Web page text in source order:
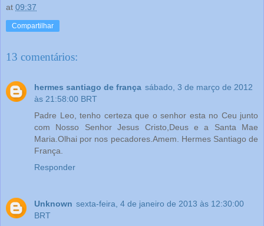
at 09:37
Compartilhar
13 comentários:
hermes santiago de frança sábado, 3 de março de 2012
às 21:58:00 BRT
Padre Leo, tenho certeza que o senhor esta no Ceu junto
com Nosso Senhor Jesus Cristo,Deus e a Santa Mae
Maria.Olhai por nos pecadores.Amem. Hermes Santiago de
França.
Responder
Unknown sexta-feira, 4 de janeiro de 2013 às 12:30:00
BRT